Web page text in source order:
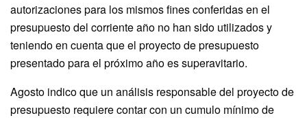
autorizaciones para los mismos fines conferidas en el
presupuesto del corriente año no han sido utilizados y
teniendo en cuenta que el proyecto de presupuesto
presentado para el próximo año es superavitario.
Agosto indico que un análisis responsable del proyecto de
presupuesto requiere contar con un cumulo mínimo de